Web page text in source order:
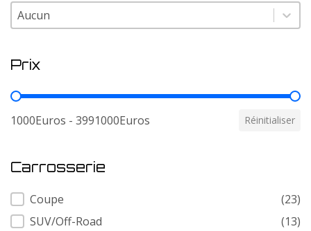
Couleur
Couleur
Prix
Prix
1000Euros - 3991000Euros Réinitialiser
Carrosserie
Carrosserie
Coupe
(23)
SUV/Off-Road
(13)